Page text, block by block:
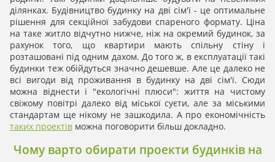
ділянках. Будівництво будинку на дві сім'ї - це оптимальне
рішення для секційної забудови спареного формату. Ціна
на таке житло відчутно нижче, ніж на окремий будинок, за
рахунок того, що квартири мають спільну стіну і
розташовані під одним дахом. До того ж, в експлуатації такі
будинки теж обійдуться значно дешевше. Але це далеко не
всі вигоди від проживання в будинку на дві сім'ї. Сюди
можна віднести і "екологічні плюси": життя на чистому
свіжому повітрі далеко від міської суєти, але за міськими
стандартам ще нікому не зашкодила. А про економічність
таких проектів можна поговорити більш докладно.
Чому варто обирати проекти будинків на